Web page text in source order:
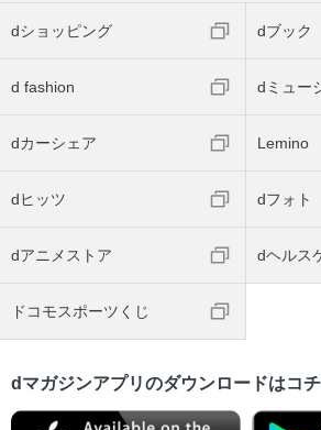
dショッピング dブック
d fashion dミュー
dカーシェア Lemino
dヒッツ dフォト
dアニメストア dヘルス
ドコモスポーツくじ
dマガジンアプリのダウンロードはコ